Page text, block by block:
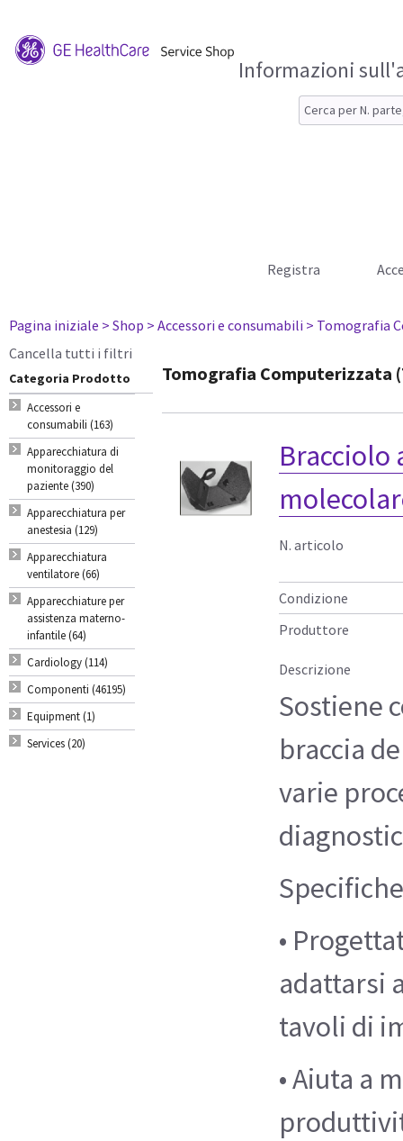
Informazioni
Registra
Pagina iniziale > Shop > Accessori e consumabili > Tomografia
Cancella tutti i filtri
Categoria Prodotto
Accessori e
consumabili (163)
Apparecchiatura di
monitoraggio del
paziente (390)
Apparecchiatura per
anestesia (129)
Apparecchiatura
ventilatore (66)
Apparecchiature per
assistenza materno-
infantile (64)
Cardiology (114)
Componenti (46195)
Equipment (1)
Services (20)
Tomografia Computerizzata
Bracciolo
N. articolo
Condizione
Produttore
Descrizione
Sostiene
braccia
varie
Specifiche
•
adattarsi
tavoli di
• Aiuta a